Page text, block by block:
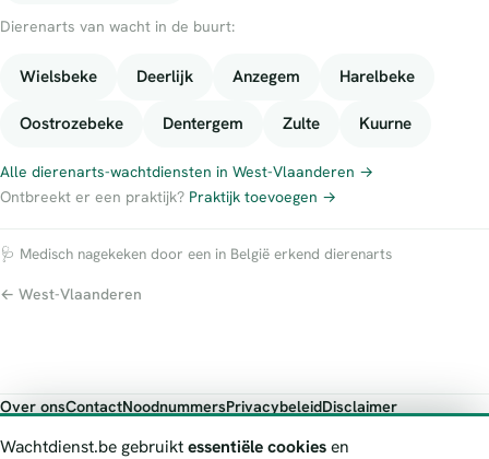
Dierenarts van wacht in de buurt:
Wielsbeke Deerlijk Anzegem Harelbeke
Oostrozebeke Dentergem Zulte Kuurne
Alle dierenarts-wachtdiensten in West-Vlaanderen →
Ontbreekt er een praktijk? Praktijk toevoegen →
🩺 Medisch nagekeken door een in België erkend dierenarts
← West-Vlaanderen
Over onsContactNoodnummersPrivacybeleidDisclaimer
Wachtdienst.be gebruiktessentiële cookiesen